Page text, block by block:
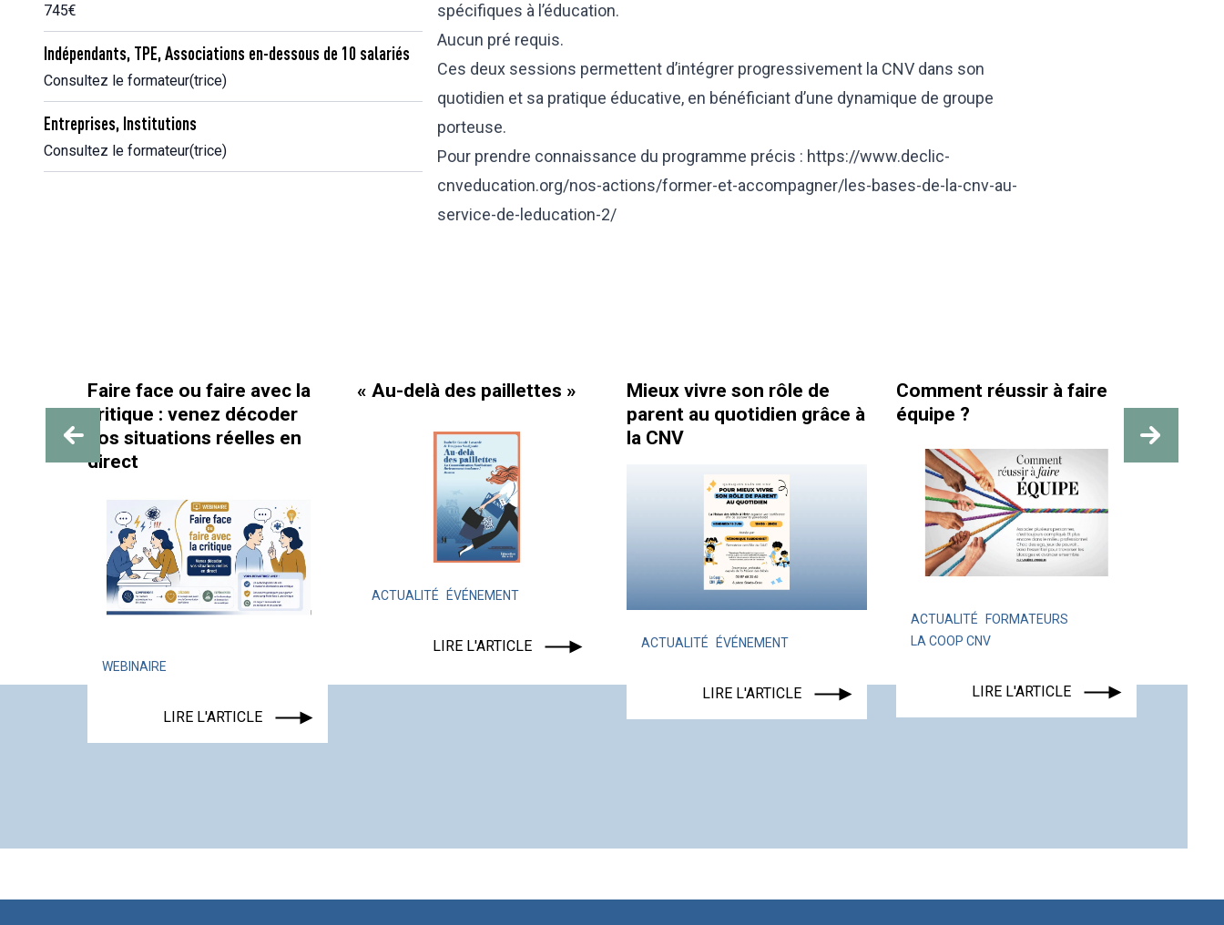
745€
Indépendants, TPE, Associations en-dessous de 10 salariés
Consultez le formateur(trice)
Entreprises, Institutions
Consultez le formateur(trice)
spécifiques à l’éducation.
Aucun pré requis.
Ces deux sessions permettent d’intégrer progressivement la CNV dans son
quotidien et sa pratique éducative, en bénéficiant d’une dynamique de groupe
porteuse.
Pour prendre connaissance du programme précis : https://www.declic-
cnveducation.org/nos-actions/former-et-accompagner/les-bases-de-la-cnv-au-
service-de-leducation-2/
Faire face ou faire avec la
critique : venez décoder
vos situations réelles en
direct
WEBINAIRE
LIRE L'ARTICLE
« Au-delà des paillettes »
ACTUALITÉ ÉVÉNEMENT
LIRE L'ARTICLE
Mieux vivre son rôle de
parent au quotidien grâce à
la CNV
ACTUALITÉ ÉVÉNEMENT
LIRE L'ARTICLE
Comment réussir à faire
équipe ?
ACTUALITÉ FORMATEURS
LA COOP CNV
LIRE L'ARTICLE
travail
des